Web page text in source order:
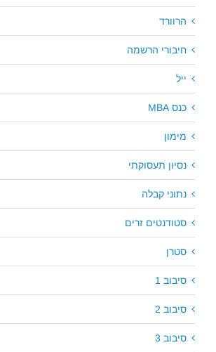
הרוורד
חיבורי הרשמה
ייל
כנס MBA
מימון
נסיון תעסוקתי
נתוני קבלה
סטודנטים זרים
סטרן
סיבוב 1
סיבוב 2
סיבוב 3